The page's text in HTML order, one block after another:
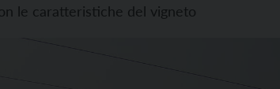
le caratteristiche del vigneto